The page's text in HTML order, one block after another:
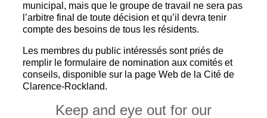
municipal, mais que le groupe de travail ne sera pas
l’arbitre final de toute décision et qu’il devra tenir
compte des besoins de tous les résidents.
Les membres du public intéressés sont priés de
remplir le formulaire de nomination aux comités et
conseils, disponible sur la page Web de la Cité de
Clarence-Rockland.
Keep and eye out for our